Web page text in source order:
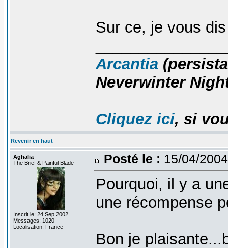
Sur ce, je vous
Arcantia
Neverwinter
Cliquez ici, si
Revenir en haut
Aghalia
The Brief & Painful Blade
Inscrit le: 24 Sep 2002
Messages: 1020
Localisation: France
Posté le : 15/04/
Pourquoi, il y a
une récompense
Bon je